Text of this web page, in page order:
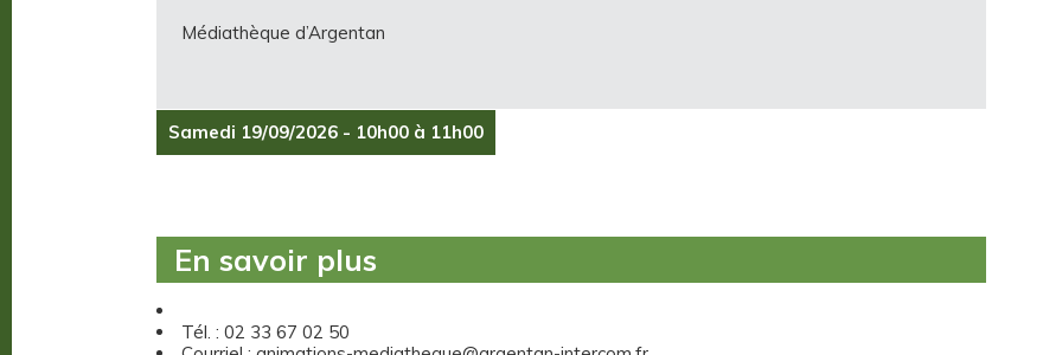
Médiathèque d’Argentan
Samedi 19/09/2026 - 10h00 à 11h00
En savoir plus
Tél. : 02 33 67 02 50